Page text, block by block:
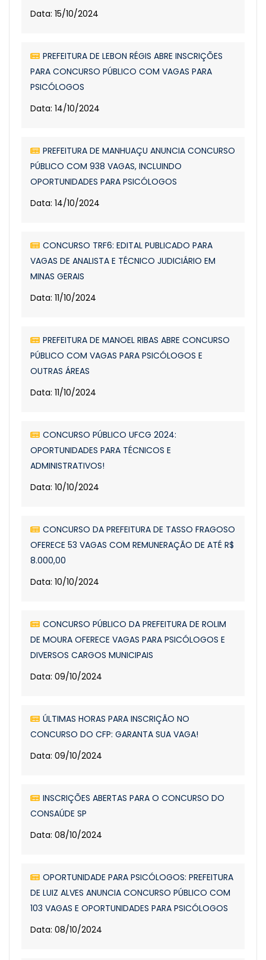
Data: 15/10/2024
PREFEITURA DE LEBON RÉGIS ABRE INSCRIÇÕES
PARA CONCURSO PÚBLICO COM VAGAS PARA
PSICÓLOGOS
Data: 14/10/2024
PREFEITURA DE MANHUAÇU ANUNCIA CONCURSO
PÚBLICO COM 938 VAGAS, INCLUINDO
OPORTUNIDADES PARA PSICÓLOGOS
Data: 14/10/2024
CONCURSO TRF6: EDITAL PUBLICADO PARA
VAGAS DE ANALISTA E TÉCNICO JUDICIÁRIO EM
MINAS GERAIS
Data: 11/10/2024
PREFEITURA DE MANOEL RIBAS ABRE CONCURSO
PÚBLICO COM VAGAS PARA PSICÓLOGOS E
OUTRAS ÁREAS
Data: 11/10/2024
CONCURSO PÚBLICO UFCG 2024:
OPORTUNIDADES PARA TÉCNICOS E
ADMINISTRATIVOS!
Data: 10/10/2024
CONCURSO DA PREFEITURA DE TASSO FRAGOSO
OFERECE 53 VAGAS COM REMUNERAÇÃO DE ATÉ R$
8.000,00
Data: 10/10/2024
CONCURSO PÚBLICO DA PREFEITURA DE ROLIM
DE MOURA OFERECE VAGAS PARA PSICÓLOGOS E
DIVERSOS CARGOS MUNICIPAIS
Data: 09/10/2024
ÚLTIMAS HORAS PARA INSCRIÇÃO NO
CONCURSO DO CFP: GARANTA SUA VAGA!
Data: 09/10/2024
INSCRIÇÕES ABERTAS PARA O CONCURSO DO
CONSAÚDE SP
Data: 08/10/2024
OPORTUNIDADE PARA PSICÓLOGOS: PREFEITURA
DE LUIZ ALVES ANUNCIA CONCURSO PÚBLICO COM
103 VAGAS E OPORTUNIDADES PARA PSICÓLOGOS
Data: 08/10/2024